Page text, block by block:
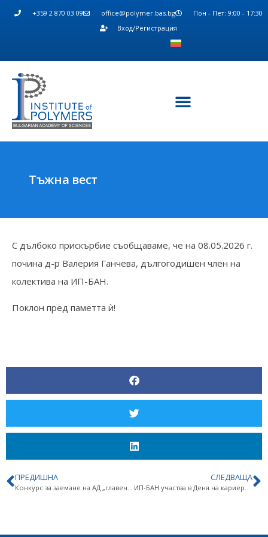
+359 2 870 03 09 office@polymer.bas.bg
Пон - Пет: 9:00 - 17:30
Вход/Регистрация
Тъжна вест
С дълбоко прискърбие съобщаваме, че на 08.05.2026 г.
почина д-р Валерия Ганчева, дългогодишен член на
колектива на ИП-БАН.
Поклон пред паметта ѝ!
ПРЕДИШНА СЛЕДВАЩА